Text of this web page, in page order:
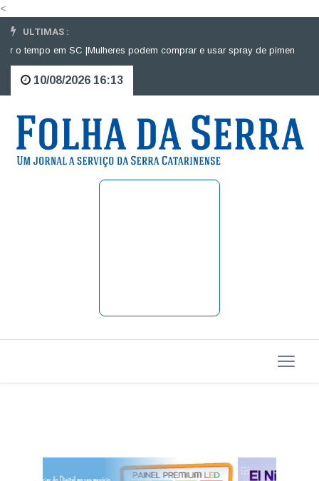
<
ULTIMAS :
tempo em SC |Mulheres podem comprar e usar spray de pimenta para
10/08/2026 16:13